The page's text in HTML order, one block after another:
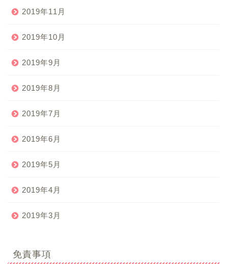
2019年11月
2019年10月
2019年9月
2019年8月
2019年7月
2019年6月
2019年5月
2019年4月
2019年3月
免責事項